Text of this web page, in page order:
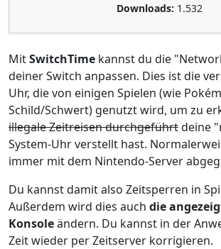
Downloads: 1.532
MitSwitchTime kannst du die
deiner Switch anpassen. Dies ist die
Uhr, die von einigen Spielen (wie
Schild/Schwert) genutzt wird, um zu
illegale Zeitreisen durchgeführtdeine
System-Uhr verstellt hast.
immer mit dem Nintendo-Server
Du kannst damit also Zeitsperren in
Außerdem wird dies auch die
Konsoleändern. Du kannst in der
Zeit wieder per Zeitserver korrigieren.